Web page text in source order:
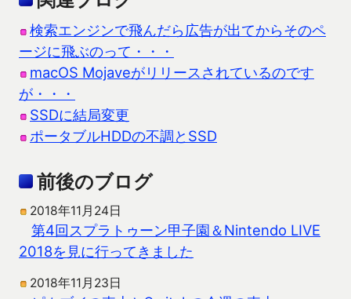
検索エンジンで飛んだら広告が出てからそのペ
ージに飛ぶのって・・・
macOS Mojaveがリリースされているのです
が・・・
SSDに結局変更
ポータブルHDDの不調とSSD
前後のブログ
2018年11月24日
第4回スプラトゥーン甲子園＆Nintendo LIVE
2018を見に行ってきました
2018年11月23日